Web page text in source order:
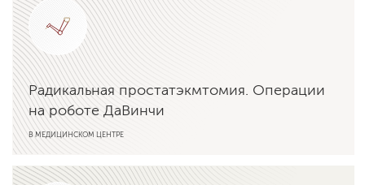
Радикальная простатэкмтомия. Операции
на роботе ДаВинчи
В МЕДИЦИНСКОМ ЦЕНТРЕ
Подробнее об услуге